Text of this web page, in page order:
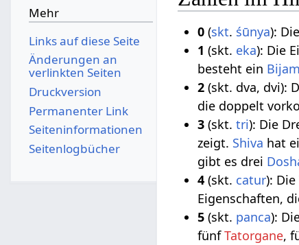
0 (skt. śūnya):
1 (skt. eka): Die
besteht ein
2 (skt. dva, dvi):
die doppelt
3 (skt.tri): Die
zeigt. Shiva hat
gibt es drei
4 (skt. catur):
Eigenschaften,
5 (skt. panca):
fünfTatorgane,
Mehr
Links auf diese Seite
Änderungen an
verlinkten Seiten
Druckversion
Permanenter Link
Seiten­­informationen
Seitenlogbücher